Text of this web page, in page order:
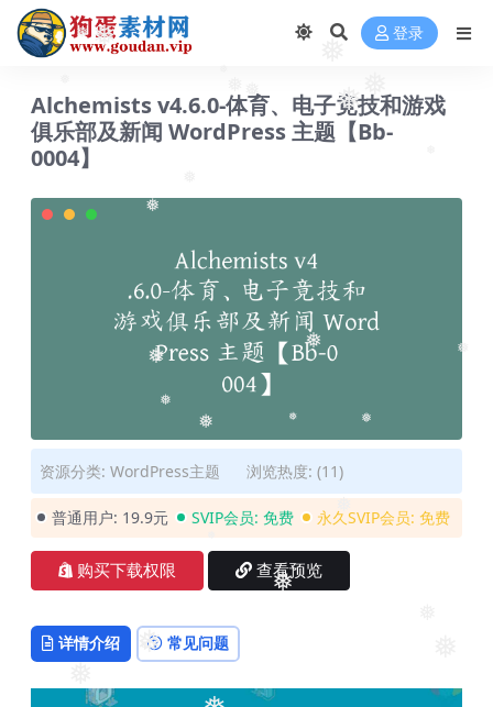
❅
❅
❅
❅
❅
❅
❅
❅
❅
❅
❅
❅
❅ ❅
❅
❅
❅
❅
登录
Alchemists v4.6.0-体育、电子竟技和游戏
俱乐部及新闻 WordPress 主题【Bb-
0004】
资源分类: WordPress主题 浏览热度: (11)
普通用户: 19.9元 SVIP会员: 免费 永久SVIP会员: 免费
购买下载权限 查看预览
详情介绍 常见问题